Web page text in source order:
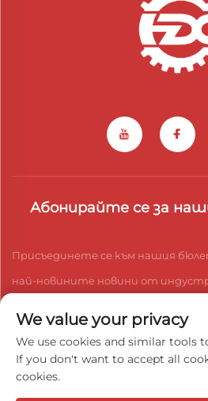
Абонирайте се за
Присъединете се към нашия
най-новините новини от
We value your privacy
We use cookies and similar tools
If you don't want to accept all
cookies.